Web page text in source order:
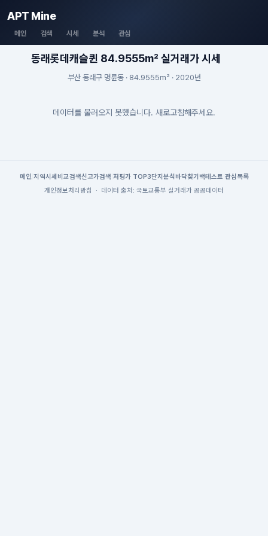
APT Mine
메인 검색 시세 분석 관심
동래롯데캐슬퀸 84.9555m² 실거래가 시세
부산 동래구 명륜동 · 84.9555m² · 2020년
데이터를 불러오지 못했습니다. 새로고침해주세요.
메인| 지역시세 비교검색신고가검색 저평가 TOP3단지분석 바닥찾기 백테스트 관심목록
개인정보처리방침
· 데이터 출처: 국토교통부 실거래가 공공데이터